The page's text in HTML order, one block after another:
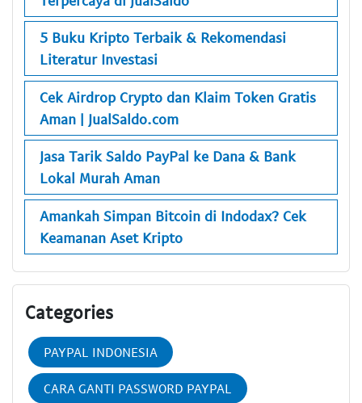
5 Buku Kripto Terbaik & Rekomendasi
Literatur Investasi
Cek Airdrop Crypto dan Klaim Token Gratis
Aman | JualSaldo.com
Jasa Tarik Saldo PayPal ke Dana & Bank
Lokal Murah Aman
Amankah Simpan Bitcoin di Indodax? Cek
Keamanan Aset Kripto
Categories
PAYPAL INDONESIA
CARA GANTI PASSWORD PAYPAL